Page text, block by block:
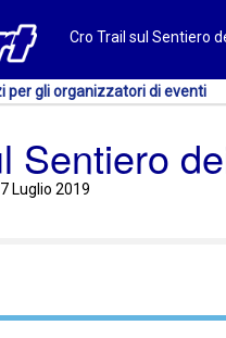
Cro Trail sul Sentiero
per gli organizzatori di eventi
Sentiero
Luglio 2019